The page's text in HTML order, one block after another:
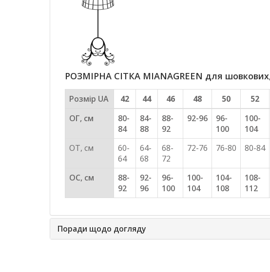
РОЗМІРНА СІТКА MIANAGREEN для
Розмір UA 42 44 46 48 50 52
ОГ, см
80-
84
84-
88
88-
92
92-96
96-
100
100-
104
ОТ, см
60-
64
64-
68
68-
72
72-76 76-80 80-84
ОС, см
88-
92
92-
96
96-
100
100-
104
104-
108
108-
112
Поради щодо догляду